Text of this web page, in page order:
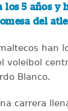
los 5 años y
del
han
voleibol
Blanco.
carrera